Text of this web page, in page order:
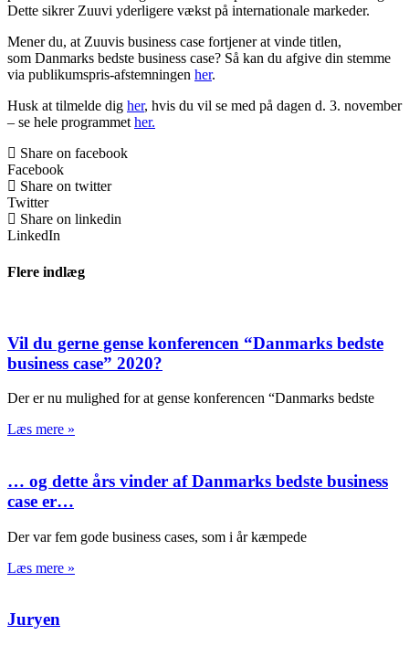
Dette sikrer Zuuvi yderligere vækst på internationale markeder.
Mener du, at Zuuvis business case fortjener at vinde titlen,
som Danmarks bedste business case? Så kan du afgive din stemme
via publikumspris-afstemningen her.
Husk at tilmelde dig her, hvis du vil se med på dagen d. 3. november
– se hele programmet her.
Share on facebook
Facebook
Share on twitter
Twitter
Share on linkedin
LinkedIn
Flere indlæg
Vil du gerne gense konferencen “Danmarks bedste
business case” 2020?
Der er nu mulighed for at gense konferencen “Danmarks bedste
Læs mere »
… og dette års vinder af Danmarks bedste business
case er…
Der var fem gode business cases, som i år kæmpede
Læs mere »
Juryen